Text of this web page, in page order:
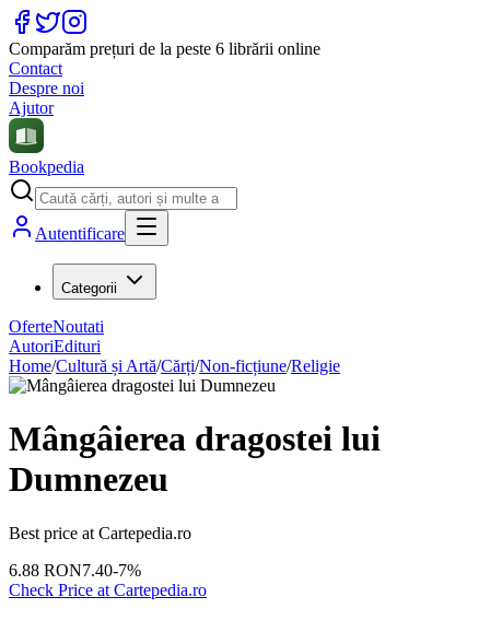
Comparăm prețuri de la peste 6 librării online
Contact
Despre noi
Ajutor
Bookpedia
Autentificare
Categorii
OferteNoutati
AutoriEdituri
Home/Cultură și Artă/Cărți/Non-ficțiune/Religie
Mângâierea dragostei lui
Dumnezeu
Best price at Cartepedia.ro
6.88 RON7.40-7%
Check Price at Cartepedia.ro